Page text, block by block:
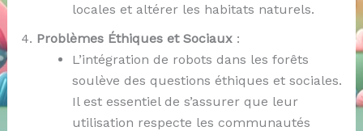
locales et altérer les habitats naturels.
Problèmes Éthiques et Sociaux:
L’intégration de robots dans les forêts
soulève des questions éthiques et sociales.
Il est essentiel de s’assurer que leur
utilisation respecte les communautés